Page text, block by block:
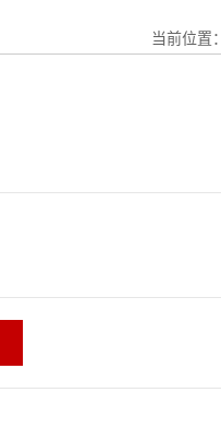
当前位置：